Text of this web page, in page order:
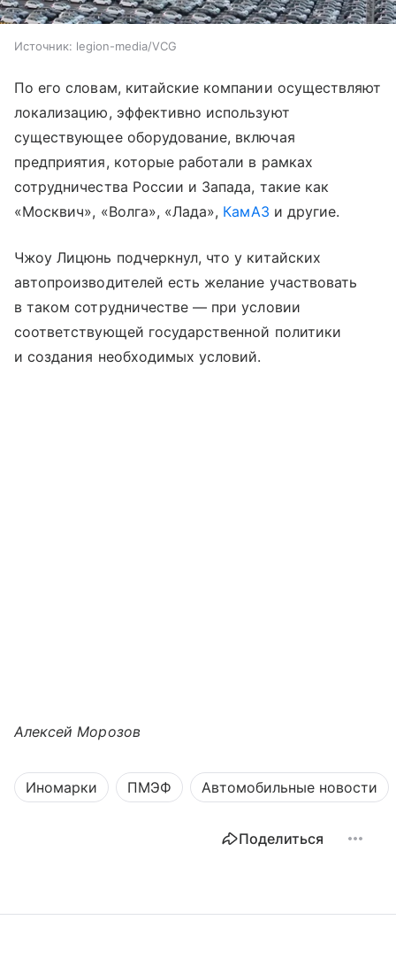
Источник: legion-media/VCG
По его словам, китайские компании осуществляют
локализацию, эффективно используют
существующее оборудование, включая
предприятия, которые работали в рамках
сотрудничества России и Запада, такие как
«Москвич», «Волга», «Лада», КамАЗ и другие.
Чжоу Лицюнь подчеркнул, что у китайских
автопроизводителей есть желание участвовать
в таком сотрудничестве — при условии
соответствующей государственной политики
и создания необходимых условий.
Алексей Морозов
Иномарки ПМЭФ Автомобильные новости
Поделиться